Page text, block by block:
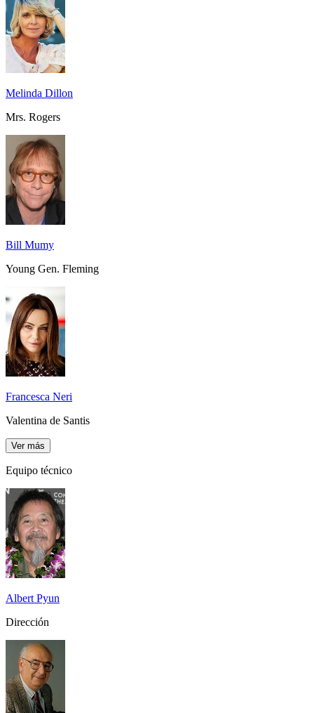
Melinda Dillon
Mrs. Rogers
Bill Mumy
Young Gen. Fleming
Francesca Neri
Valentina de Santis
Ver más
Equipo técnico
Albert Pyun
Dirección